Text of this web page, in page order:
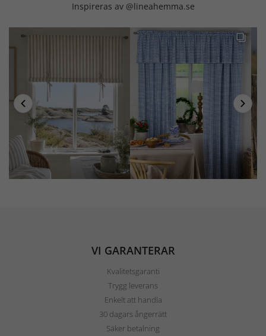
Inspireras av @lineahemma.se
VI GARANTERAR
Kvalitetsgaranti
Trygg leverans
Enkelt att handla
30 dagars ångerrätt
Säker betalning